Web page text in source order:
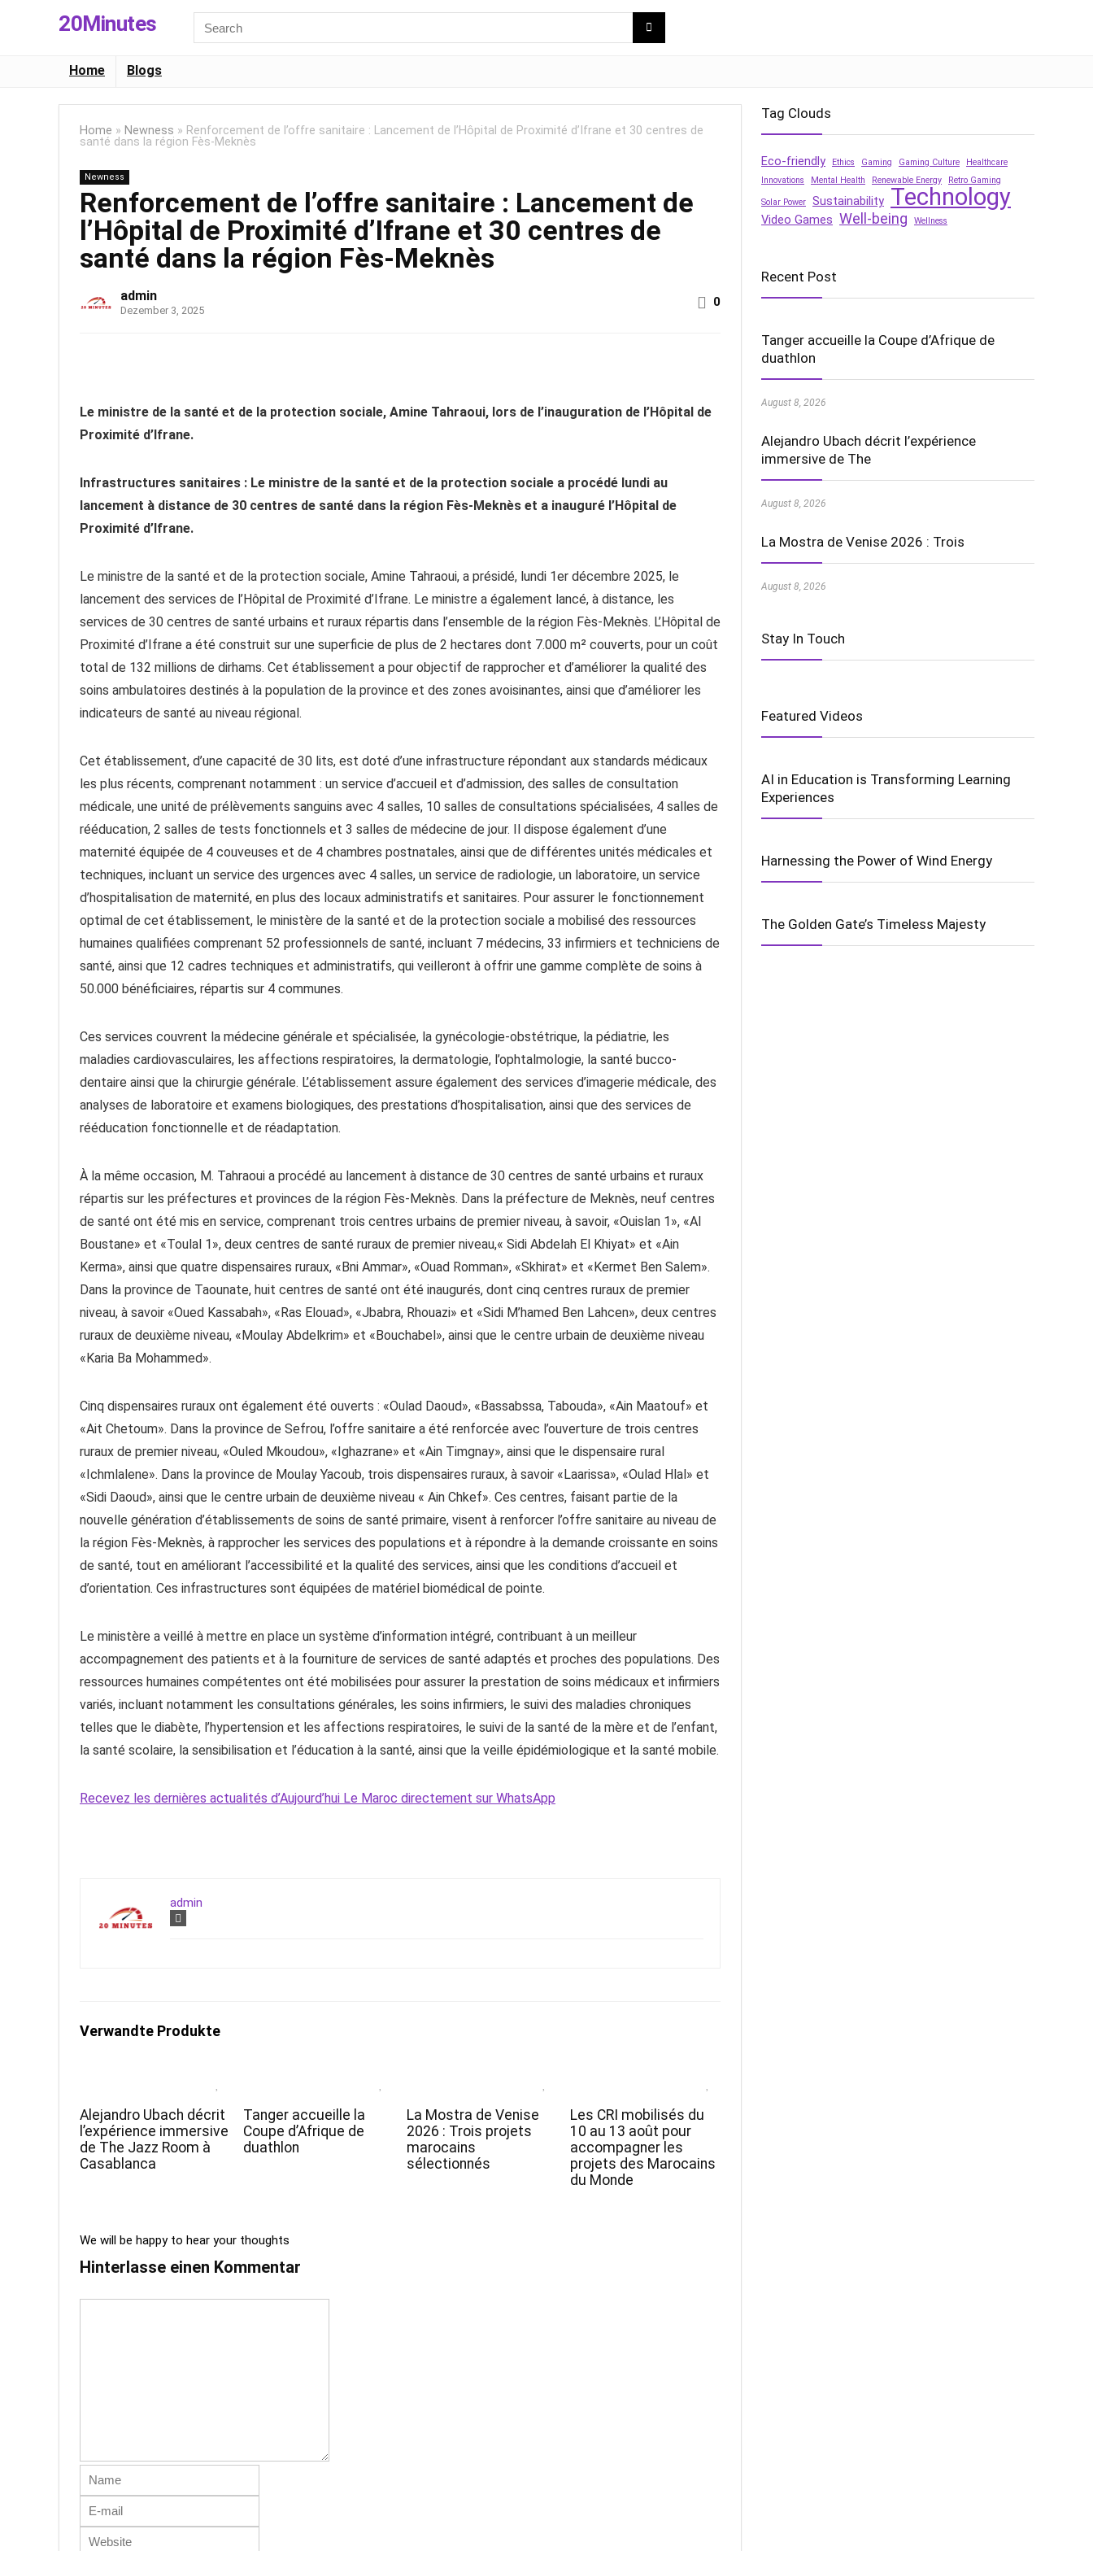
20Minutes
for:
Home Blogs
Home » Newness » Renforcement de l’offre sanitaire : Lancement de l’Hôpital de Proximité d’Ifrane et 30 centres de
santé dans la région Fès-Meknès
Newness
Renforcement de l’offre sanitaire : Lancement de
l’Hôpital de Proximité d’Ifrane et 30 centres de
santé dans la région Fès-Meknès
admin
Dezember 3, 2025
0
Le ministre de la santé et de la protection sociale, Amine Tahraoui, lors de l’inauguration de l’Hôpital de
Proximité d’Ifrane.
Infrastructures sanitaires : Le ministre de la santé et de la protection sociale a procédé lundi au
lancement à distance de 30 centres de santé dans la région Fès-Meknès et a inauguré l’Hôpital de
Proximité d’Ifrane.
Le ministre de la santé et de la protection sociale, Amine Tahraoui, a présidé, lundi 1er décembre 2025, le
lancement des services de l’Hôpital de Proximité d’Ifrane. Le ministre a également lancé, à distance, les
services de 30 centres de santé urbains et ruraux répartis dans l’ensemble de la région Fès-Meknès. L’Hôpital de
Proximité d’Ifrane a été construit sur une superficie de plus de 2 hectares dont 7.000 m² couverts, pour un coût
total de 132 millions de dirhams. Cet établissement a pour objectif de rapprocher et d’améliorer la qualité des
soins ambulatoires destinés à la population de la province et des zones avoisinantes, ainsi que d’améliorer les
indicateurs de santé au niveau régional.
Cet établissement, d’une capacité de 30 lits, est doté d’une infrastructure répondant aux standards médicaux
les plus récents, comprenant notamment : un service d’accueil et d’admission, des salles de consultation
médicale, une unité de prélèvements sanguins avec 4 salles, 10 salles de consultations spécialisées, 4 salles de
rééducation, 2 salles de tests fonctionnels et 3 salles de médecine de jour. Il dispose également d’une
maternité équipée de 4 couveuses et de 4 chambres postnatales, ainsi que de différentes unités médicales et
techniques, incluant un service des urgences avec 4 salles, un service de radiologie, un laboratoire, un service
d’hospitalisation de maternité, en plus des locaux administratifs et sanitaires. Pour assurer le fonctionnement
optimal de cet établissement, le ministère de la santé et de la protection sociale a mobilisé des ressources
humaines qualifiées comprenant 52 professionnels de santé, incluant 7 médecins, 33 infirmiers et techniciens de
santé, ainsi que 12 cadres techniques et administratifs, qui veilleront à offrir une gamme complète de soins à
50.000 bénéficiaires, répartis sur 4 communes.
Ces services couvrent la médecine générale et spécialisée, la gynécologie-obstétrique, la pédiatrie, les
maladies cardiovasculaires, les affections respiratoires, la dermatologie, l’ophtalmologie, la santé bucco-
dentaire ainsi que la chirurgie générale. L’établissement assure également des services d’imagerie médicale, des
analyses de laboratoire et examens biologiques, des prestations d’hospitalisation, ainsi que des services de
rééducation fonctionnelle et de réadaptation.
À la même occasion, M. Tahraoui a procédé au lancement à distance de 30 centres de santé urbains et ruraux
répartis sur les préfectures et provinces de la région Fès-Meknès. Dans la préfecture de Meknès, neuf centres
de santé ont été mis en service, comprenant trois centres urbains de premier niveau, à savoir, «Ouislan 1», «Al
Boustane» et «Toulal 1», deux centres de santé ruraux de premier niveau,« Sidi Abdelah El Khiyat» et «Ain
Kerma», ainsi que quatre dispensaires ruraux, «Bni Ammar», «Ouad Romman», «Skhirat» et «Kermet Ben Salem».
Dans la province de Taounate, huit centres de santé ont été inaugurés, dont cinq centres ruraux de premier
niveau, à savoir «Oued Kassabah», «Ras Elouad», «Jbabra, Rhouazi» et «Sidi M’hamed Ben Lahcen», deux centres
ruraux de deuxième niveau, «Moulay Abdelkrim» et «Bouchabel», ainsi que le centre urbain de deuxième niveau
«Karia Ba Mohammed».
Cinq dispensaires ruraux ont également été ouverts : «Oulad Daoud», «Bassabssa, Tabouda», «Ain Maatouf» et
«Ait Chetoum». Dans la province de Sefrou, l’offre sanitaire a été renforcée avec l’ouverture de trois centres
ruraux de premier niveau, «Ouled Mkoudou», «Ighazrane» et «Ain Timgnay», ainsi que le dispensaire rural
«Ichmlalene». Dans la province de Moulay Yacoub, trois dispensaires ruraux, à savoir «Laarissa», «Oulad Hlal» et
«Sidi Daoud», ainsi que le centre urbain de deuxième niveau « Ain Chkef». Ces centres, faisant partie de la
nouvelle génération d’établissements de soins de santé primaire, visent à renforcer l’offre sanitaire au niveau de
la région Fès-Meknès, à rapprocher les services des populations et à répondre à la demande croissante en soins
de santé, tout en améliorant l’accessibilité et la qualité des services, ainsi que les conditions d’accueil et
d’orientation. Ces infrastructures sont équipées de matériel biomédical de pointe.
Le ministère a veillé à mettre en place un système d’information intégré, contribuant à un meilleur
accompagnement des patients et à la fourniture de services de santé adaptés et proches des populations. Des
ressources humaines compétentes ont été mobilisées pour assurer la prestation de soins médicaux et infirmiers
variés, incluant notamment les consultations générales, les soins infirmiers, le suivi des maladies chroniques
telles que le diabète, l’hypertension et les affections respiratoires, le suivi de la santé de la mère et de l’enfant,
la santé scolaire, la sensibilisation et l’éducation à la santé, ainsi que la veille épidémiologique et la santé mobile.
Recevez les dernières actualités d’Aujourd’hui Le Maroc directement sur WhatsApp
admin
Verwandte Produkte
Alejandro Ubach décrit
l’expérience immersive
de The Jazz Room à
Casablanca
Tanger accueille la
Coupe d’Afrique de
duathlon
La Mostra de Venise
2026 : Trois projets
marocains
sélectionnés
Les CRI mobilisés du
10 au 13 août pour
accompagner les
projets des Marocains
du Monde
We will be happy to hear your thoughts
Hinterlasse einen Kommentar
Tag Clouds
Eco-friendly Ethics Gaming Gaming Culture
Healthcare
Innovations
Mental Health Renewable Energy Retro Gaming
Solar Power Sustainability Technology
Video Games Well-being Wellness
Recent Post
Tanger accueille la Coupe d’Afrique de
duathlon
August 8, 2026
Alejandro Ubach décrit l’expérience
immersive de The
August 8, 2026
La Mostra de Venise 2026 : Trois
August 8, 2026
Stay In Touch
Featured Videos
AI in Education is Transforming Learning
Experiences
Harnessing the Power of Wind Energy
The Golden Gate’s Timeless Majesty